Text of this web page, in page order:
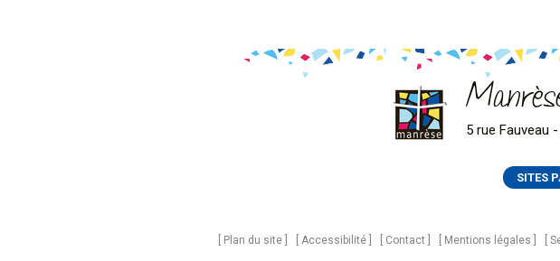
5 rue Fauveau
SITES
Plan du site Accessibilité Contact Mentions légales